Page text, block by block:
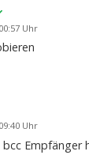
Uhr
Uhr
bcc Empfänger